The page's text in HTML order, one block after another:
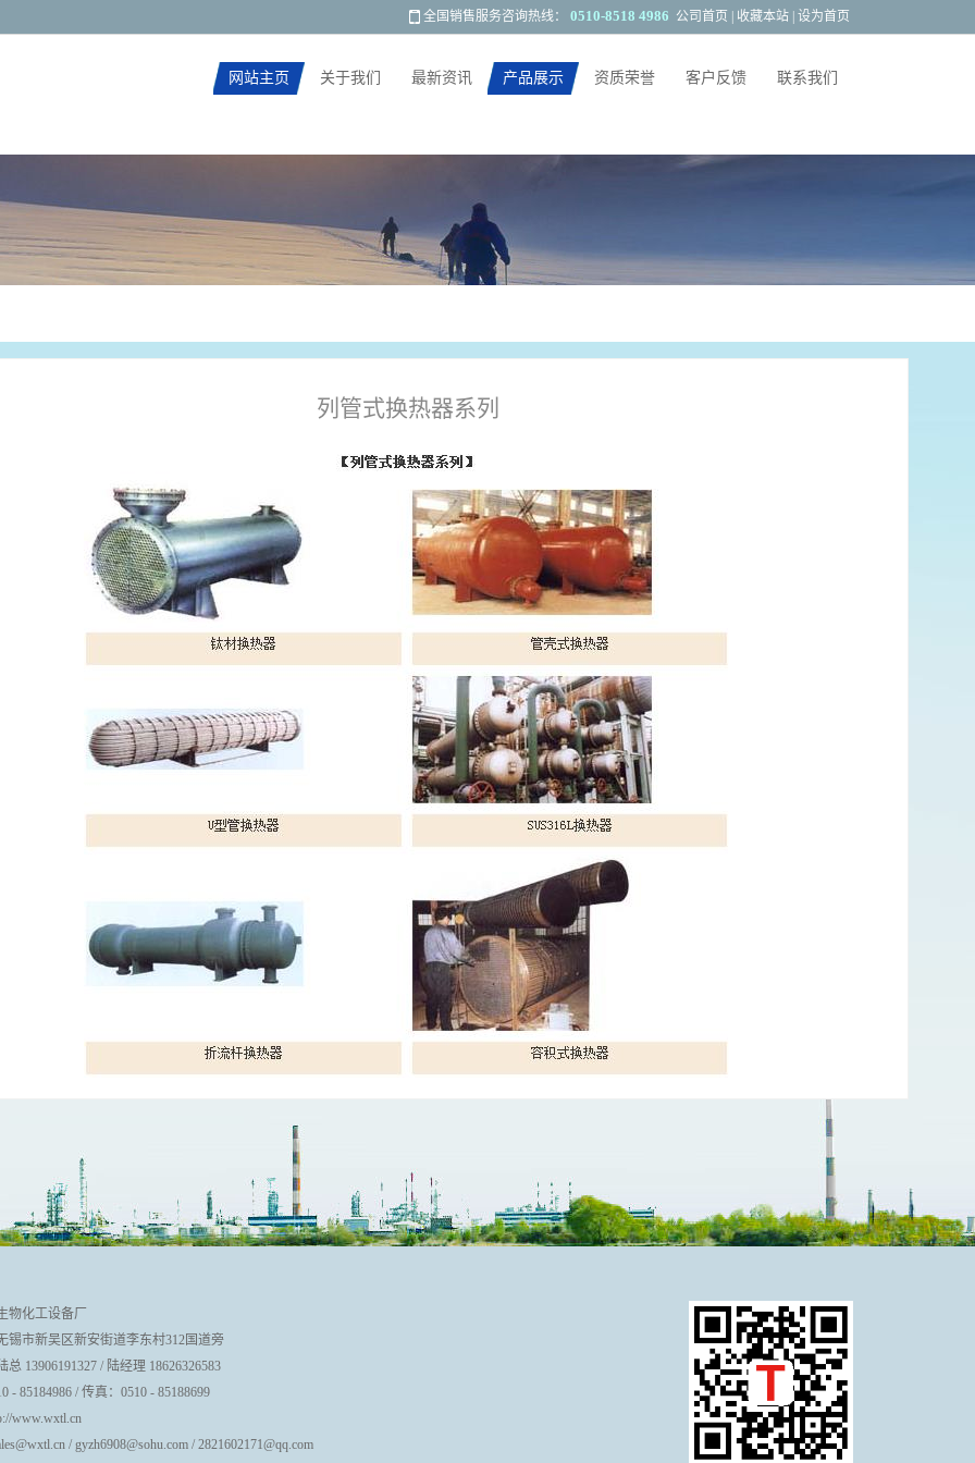
全国销售服务咨询热线： 0510-8518 4986 公司首页 收藏本站 设为首页
网站主页 关于我们 最新资讯 产品展示 资质荣誉 客户反馈 联系我们
列管式换热器系列
物化工设备厂
市新吴区新安街道李东村312国道旁
总 13906191327 / 陆经理 18626326583
- 85184986 / 传真：0510 - 85188699
www.wxtl.cn
/ gyzh6908@sohu.com / 2821602171@qq.com